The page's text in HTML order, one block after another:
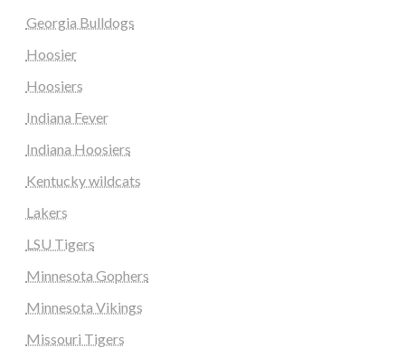
Georgia Bulldogs
Hoosier
Hoosiers
Indiana Fever
Indiana Hoosiers
Kentucky wildcats
Lakers
LSU Tigers
Minnesota Gophers
Minnesota Vikings
Missouri Tigers